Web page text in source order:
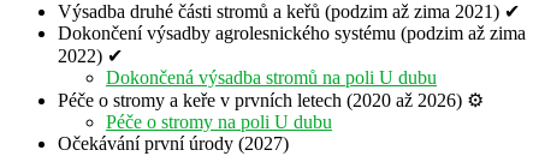
Výsadba druhé části stromů a keřů (podzim až zima 2021) ✔
Dokončení výsadby agrolesnického systému (podzim až zima
2022) ✔
Dokončená výsadba stromů na poli U dubu
Péče o stromy a keře v prvních letech (2020 až 2026) ⚙
Péče o stromy na poli U dubu
Očekávání první úrody (2027)